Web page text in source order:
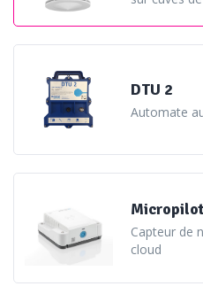
Hydreka préconise
d’application. Il s’agit soit
DTU 2
Automate
Capteur de
cloud